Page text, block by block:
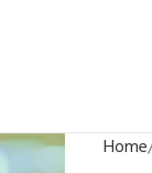
Home